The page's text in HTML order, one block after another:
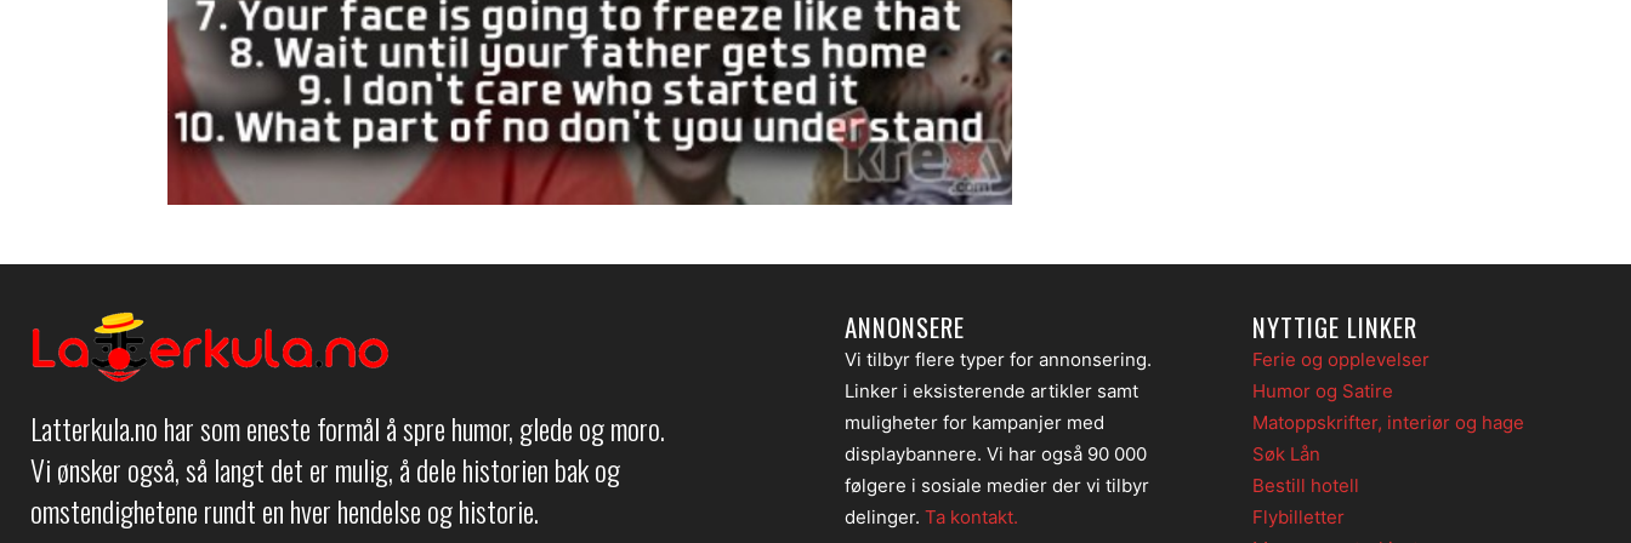
Latterkula.no har som eneste formål å spre humor, glede og moro.
Vi ønsker også, så langt det er mulig, å dele historien bak og
omstendighetene rundt en hver hendelse og historie.
ANNONSERE
Vi tilbyr flere typer for annonsering.
Linker i eksisterende artikler samt
muligheter for kampanjer med
displaybannere. Vi har også 90 000
følgere i sosiale medier der vi tilbyr
delinger. Ta kontakt.
NYTTIGE LINKER
Ferie og opplevelser
Humor og Satire
Matoppskrifter, interiør og hage
Søk Lån
Bestill hotell
Flybilletter